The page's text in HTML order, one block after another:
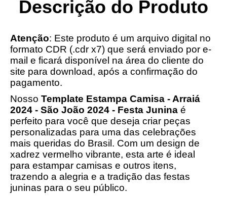
Descrição do Produto
Atenção: Este produto é um arquivo digital no
formato CDR (.cdr x7) que será enviado por e-
mail e ficará disponível na área do cliente do
site para download, após a confirmação do
pagamento.
Nosso Template Estampa Camisa - Arraiá
2024 - São João 2024 - Festa Junina é
perfeito para você que deseja criar peças
personalizadas para uma das celebrações
mais queridas do Brasil. Com um design de
xadrez vermelho vibrante, esta arte é ideal
para estampar camisas e outros itens,
trazendo a alegria e a tradição das festas
juninas para o seu público.